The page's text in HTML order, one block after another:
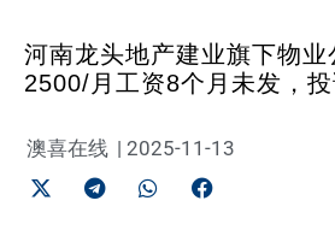
河南龙头地产建业旗下物
2500/月工资8个月未发，
澳喜在线 | 2025-11-13